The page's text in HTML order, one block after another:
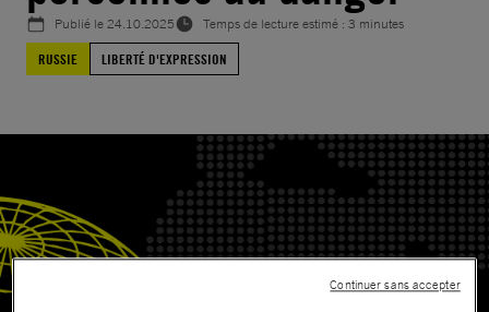
Publié le24.10.2025
Temps de lecture estimé : 3 minutes
RUSSIE
LIBERTÉ D'EXPRESSION
Continuer sans accepter